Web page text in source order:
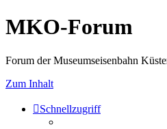
MKO-Forum
Forum der Museumseisenbahn
Zum Inhalt
Schnellzugriff